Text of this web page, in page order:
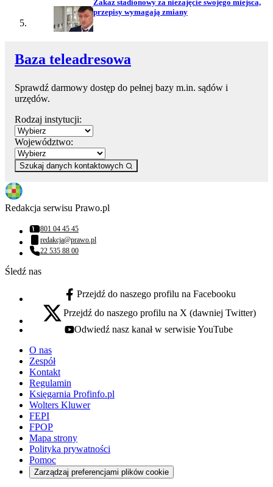
Zakaz stadionowy za niezajęcie swojego miejsca,
przepisy wymagają zmiany
Baza teleadresowa
Sprawdź darmowy dostęp do pełnej bazy m.in. sądów i
urzędów.
Rodzaj instytucji:
Województwo:
Szukaj danych kontaktowych
Redakcja serwisu Prawo.pl
Numer telefonu:
801 04 45 45
Adres email:
redakcja@prawo.pl
Numer telefonu:
22 535 88 00
Śledź nas
facebook - otwiera się w nowej karcie
Przejdź do naszego profilu na Facebooku
x - otwiera się w nowej karcie
Przejdź do naszego profilu na X (dawniej Twitter)
youtube - otwiera się w nowej karcie
Odwiedź nasz kanał w serwisie YouTube
O nas
Zespół
Kontakt
Regulamin
Księgarnia Profinfo.pl
Wolters Kluwer
FEPI
FPOP
Mapa strony
Polityka prywatności
Pomoc
Zarządzaj preferencjami plików cookie